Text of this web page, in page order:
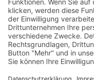
Datenschutz
Barrierefreiheit
Gewinnspiele
Fahrgastrechtenovelle